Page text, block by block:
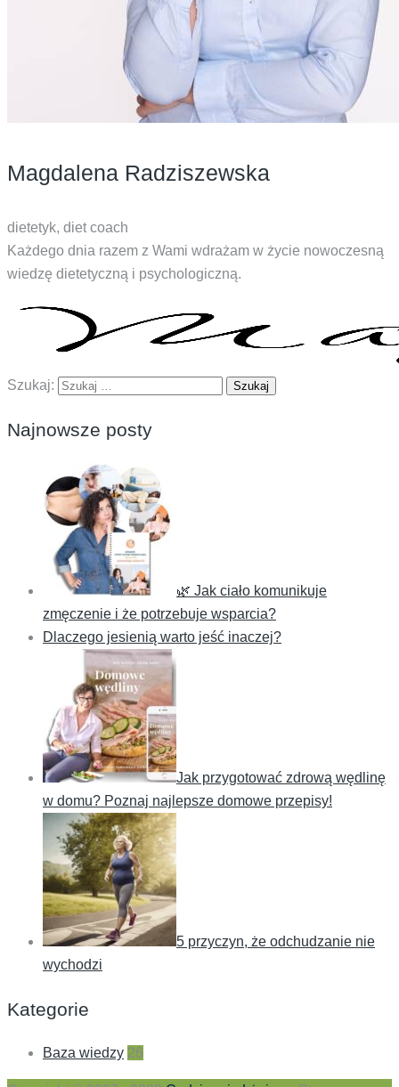
Magdalena Radziszewska
dietetyk, diet coach
Każdego dnia razem z Wami wdrażam w życie nowoczesną
wiedzę dietetyczną i psychologiczną.
Szukaj:
Najnowsze posty
🌿 Jak ciało komunikuje
zmęczenie i że potrzebuje wsparcia?
Dlaczego jesienią warto jeść inaczej?
Jak przygotować zdrową wędlinę
w domu? Poznaj najlepsze domowe przepisy!
5 przyczyn, że odchudzanie nie
wychodzi
Kategorie
Baza wiedzy 26